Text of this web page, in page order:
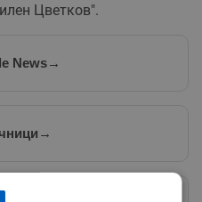
Цветков".
News→
→
и информация на